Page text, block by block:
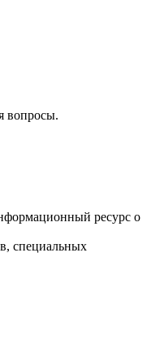
вопросы.
ресурс о
специальных